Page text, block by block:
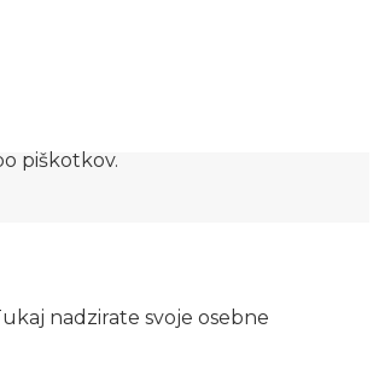
piškotkov.
nadzirate svoje osebne